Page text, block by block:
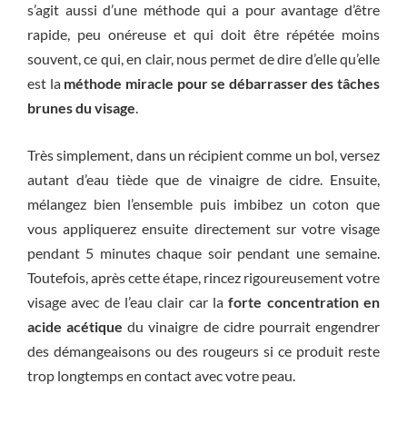
s’agit aussi d’une méthode qui a pour avantage d’être
rapide, peu onéreuse et qui doit être répétée moins
souvent, ce qui, en clair, nous permet de dire d’elle qu’elle
est la méthode miracle pour se débarrasser des tâches
brunes du visage.
Très simplement, dans un récipient comme un bol, versez
autant d’eau tiède que de vinaigre de cidre. Ensuite,
mélangez bien l’ensemble puis imbibez un coton que
vous appliquerez ensuite directement sur votre visage
pendant 5 minutes chaque soir pendant une semaine.
Toutefois, après cette étape, rincez rigoureusement votre
visage avec de l’eau clair car laforte concentration en
acide acétique du vinaigre de cidre pourrait engendrer
des démangeaisons ou des rougeurs si ce produit reste
trop longtemps en contact avec votre peau.